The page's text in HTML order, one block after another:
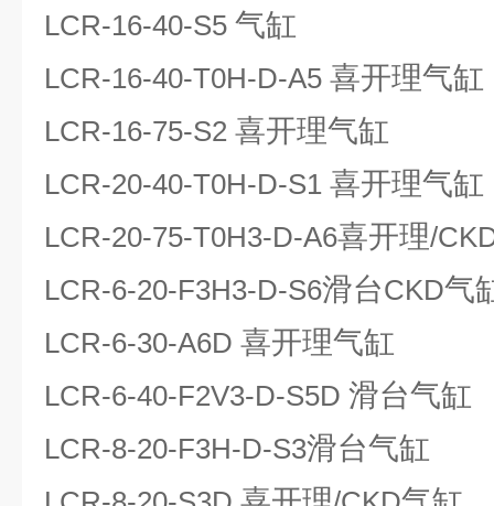
LCR-16-40-S5 气缸
LCR-16-40-T0H-D-A5 喜开理气缸
LCR-16-75-S2 喜开理气缸
LCR-20-40-T0H-D-S1 喜开理气缸
LCR-20-75-T0H3-D-A6喜开理/
LCR-6-20-F3H3-D-S6滑台CKD气
LCR-6-30-A6D 喜开理气缸
LCR-6-40-F2V3-D-S5D 滑台气缸
LCR-8-20-F3H-D-S3滑台气缸